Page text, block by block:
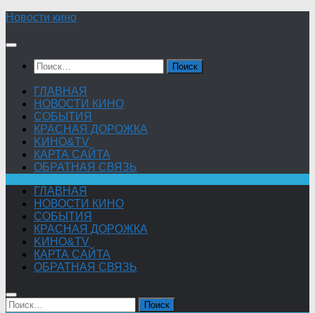
Skip
content
Новости кино
Найти:
ГЛАВНАЯ
НОВОСТИ КИНО
СОБЫТИЯ
КРАСНАЯ ДОРОЖКА
KИНО&TV
КАРТА САЙТА
ОБРАТНАЯ СВЯЗЬ
ГЛАВНАЯ
НОВОСТИ КИНО
СОБЫТИЯ
КРАСНАЯ ДОРОЖКА
KИНО&TV
КАРТА САЙТА
ОБРАТНАЯ СВЯЗЬ
Найти: